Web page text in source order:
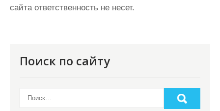
сайта ответственность не несет.
Поиск по сайту